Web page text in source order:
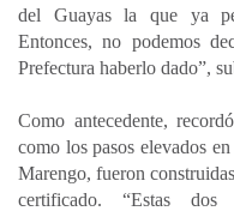
del Guayas la que ya
Entonces, no podemos
Prefectura haberlo dado”,
Como antecedente,
como los pasos elevados
Marengo, fueron
certificado. “Estas dos